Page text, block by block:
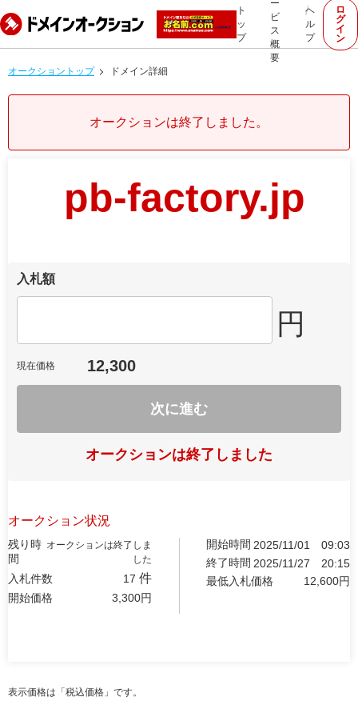
ト
ッ
プ
ー
ビ
ス
概
要
ヘ
ル
プ
ロ
グ
イ
ン
オークショントップ ドメイン詳細
オークションは終了しました。
pb-factory.jp
入札額
円
現在価格 12,300
次に進む
オークションは終了しました
オークション状況
残り時
間
オークションは終了しま
した
入札件数 17 件
開始価格 3,300円
開始時間 2025/11/01
09:03
終了時間 2025/11/27
20:15
最低入札価格
12,600円
表示価格は「税込価格」です。